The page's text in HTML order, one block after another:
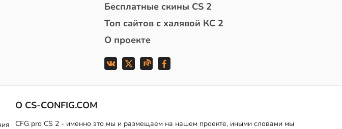
Бесплатные скины CS 2
Топ сайтов с халявой КС 2
О проекте
О CS-CONFIG.COM
CFG pro CS 2 - именно это мы и размещаем на нашем проекте, иными словами мы